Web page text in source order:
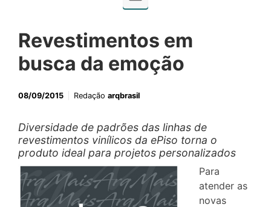
Revestimentos em
busca da emoção
08/09/2015 Redação arqbrasil
Diversidade de padrões das linhas de
revestimentos vinílicos da ePiso torna o
produto ideal para projetos personalizados
Para
atender as
novas